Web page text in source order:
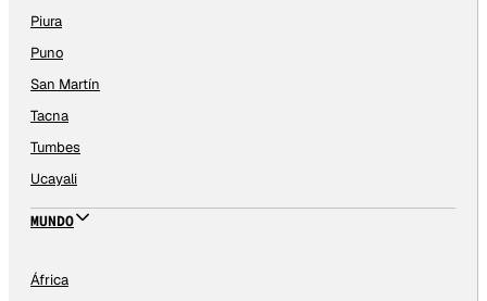
Piura
Puno
San Martín
Tacna
Tumbes
Ucayali
MUNDO
África